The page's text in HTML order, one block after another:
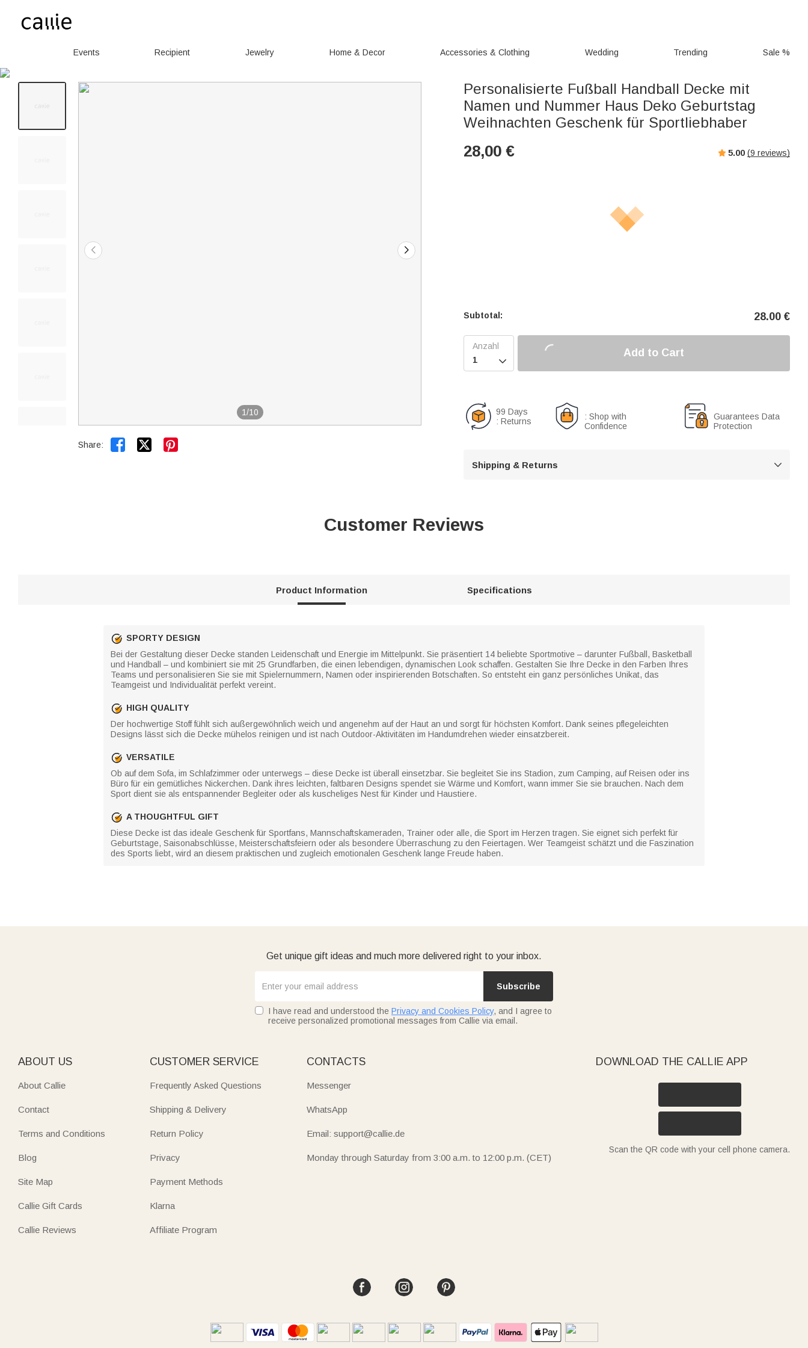
Events Recipient Jewelry Home & Decor Accessories & Clothing Wedding Trending Sale %
1/10
Share:  
Personalisierte Fußball Handball Decke mit
Namen und Nummer Haus Deko Geburtstag
Weihnachten Geschenk für Sportliebhaber
28,00 € 5.00 (9 reviews)
Subtotal: 28.00 €

Add to Cart
99 Days
: Returns
: Shop with
Confidence
Guarantees Data
Protection
Shipping & Returns 
Customer Reviews
Product Information Specifications
SPORTY DESIGN
Bei der Gestaltung dieser Decke standen Leidenschaft und Energie im Mittelpunkt. Sie präsentiert 14 beliebte Sportmotive – darunter Fußball, Basketball
und Handball – und kombiniert sie mit 25 Grundfarben, die einen lebendigen, dynamischen Look schaffen. Gestalten Sie Ihre Decke in den Farben Ihres
Teams und personalisieren Sie sie mit Spielernummern, Namen oder inspirierenden Botschaften. So entsteht ein ganz persönliches Unikat, das
Teamgeist und Individualität perfekt vereint.
HIGH QUALITY
Der hochwertige Stoff fühlt sich außergewöhnlich weich und angenehm auf der Haut an und sorgt für höchsten Komfort. Dank seines pflegeleichten
Designs lässt sich die Decke mühelos reinigen und ist nach Outdoor-Aktivitäten im Handumdrehen wieder einsatzbereit.
VERSATILE
Ob auf dem Sofa, im Schlafzimmer oder unterwegs – diese Decke ist überall einsetzbar. Sie begleitet Sie ins Stadion, zum Camping, auf Reisen oder ins
Büro für ein gemütliches Nickerchen. Dank ihres leichten, faltbaren Designs spendet sie Wärme und Komfort, wann immer Sie sie brauchen. Nach dem
Sport dient sie als entspannender Begleiter oder als kuscheliges Nest für Kinder und Haustiere.
A THOUGHTFUL GIFT
Diese Decke ist das ideale Geschenk für Sportfans, Mannschaftskameraden, Trainer oder alle, die Sport im Herzen tragen. Sie eignet sich perfekt für
Geburtstage, Saisonabschlüsse, Meisterschaftsfeiern oder als besondere Überraschung zu den Feiertagen. Wer Teamgeist schätzt und die Faszination
des Sports liebt, wird an diesem praktischen und zugleich emotionalen Geschenk lange Freude haben.
Get unique gift ideas and much more delivered right to your inbox.
Subscribe
I have read and understood the Privacy and Cookies Policy, and I agree to
receive personalized promotional messages from Callie via email.
ABOUT US
About Callie
Contact
Terms and Conditions
Blog
Site Map
Callie Gift Cards
Callie Reviews
CUSTOMER SERVICE
Frequently Asked Questions
Shipping & Delivery
Return Policy
Privacy
Payment Methods
Klarna
Affiliate Program
CONTACTS
Messenger
WhatsApp
Email: support@callie.de
Monday through Saturday from 3:00 a.m. to 12:00 p.m. (CET)
DOWNLOAD THE CALLIE APP
Scan the QR code with your cell phone camera.